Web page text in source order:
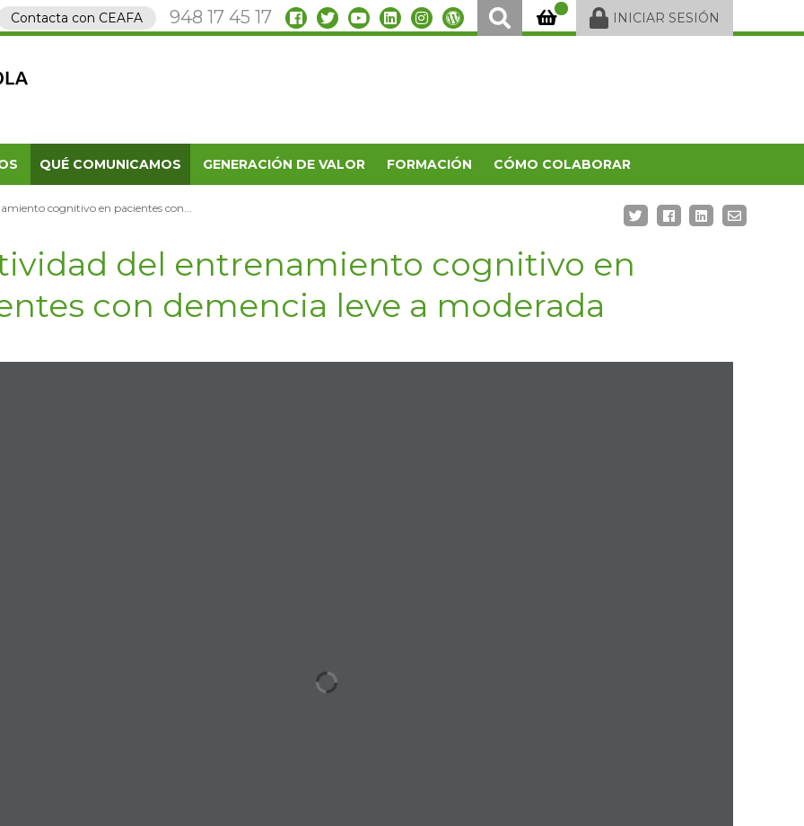
Contacta con CEAFA 948 17 45 17 INICIAR SESIÓN
QUÉ COMUNICAMOS GENERACIÓN DE VALOR FORMACIÓN CÓMO COLABORAR
cognitivo en pacientes con...
del entrenamiento cognitivo en
con demencia leve a moderada